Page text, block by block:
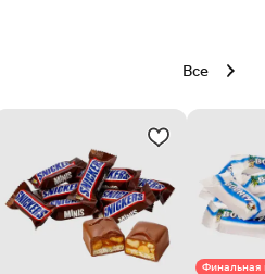
Все
Финальная